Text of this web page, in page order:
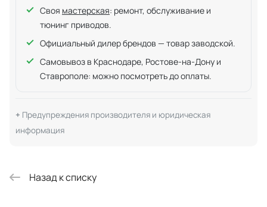
Своя мастерская: ремонт, обслуживание и
тюнинг приводов.
Официальный дилер брендов — товар заводской.
Самовывоз в Краснодаре, Ростове-на-Дону и
Ставрополе: можно посмотреть до оплаты.
Предупреждения производителя и юридическая
информация
Назад к списку